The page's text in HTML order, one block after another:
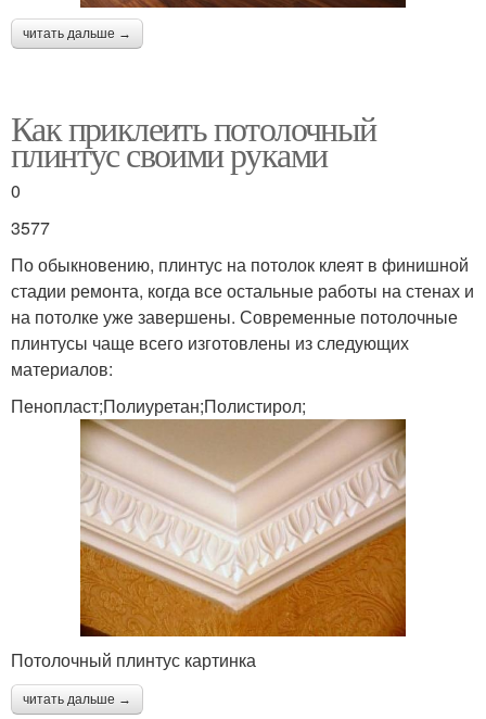
читать дальше →
Как приклеить потолочный
плинтус своими руками
0
3577
По обыкновению, плинтус на потолок клеят в финишной
стадии ремонта, когда все остальные работы на стенах и
на потолке уже завершены. Современные потолочные
плинтусы чаще всего изготовлены из следующих
материалов:
Пенопласт;Полиуретан;Полистирол;
Потолочный плинтус картинка
читать дальше →